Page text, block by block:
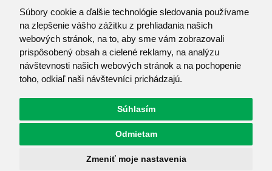
Súbory cookie a ďalšie technológie sledovania používame
na zlepšenie vášho zážitku z prehliadania našich
webových stránok, na to, aby sme vám zobrazovali
prispôsobený obsah a cielené reklamy, na analýzu
návštevnosti našich webových stránok a na pochopenie
toho, odkiaľ naši návštevníci prichádzajú.
Súhlasím
Odmietam
Zmeniť moje nastavenia
Kontakt
Pozvánka do infocentra
Zoznam použitých skratiek
Mapa stránok
RSS
Centrum predvolieb cookies